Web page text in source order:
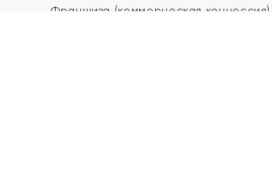
Франшиза (коммерческая концессия)